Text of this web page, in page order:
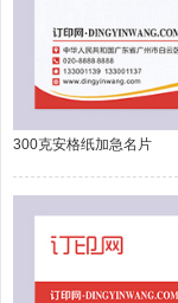
300克安格纸加急名片